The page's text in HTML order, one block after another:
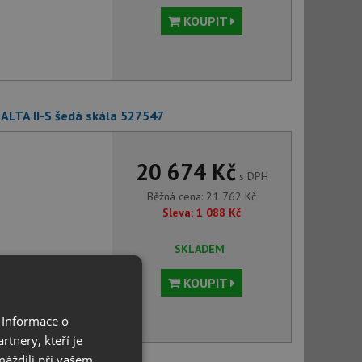
KOUPIT
II-S šedá skála 527547
20 674 Kčs DPH
Běžná cena: 21 762 Kč
Sleva: 1 088 Kč
SKLADEM
KOUPIT
o
kteří je